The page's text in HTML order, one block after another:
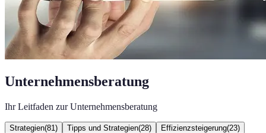
Unternehmensberatung
Ihr Leitfaden zur Unternehmensberatung
Strategien(81 ) Tipps und Strategien(28) Effizienzsteigerung(23)